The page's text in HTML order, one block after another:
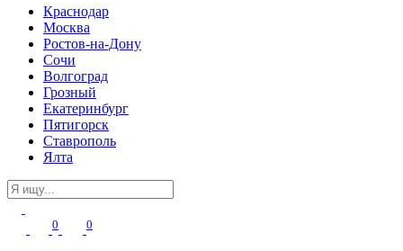
Краснодар
Москва
Ростов-на-Дону
Сочи
Волгоград
Грозный
Екатеринбург
Пятигорск
Ставрополь
Ялта
0 0